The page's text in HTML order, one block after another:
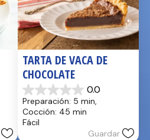
TARTA DE VACA DE
CHOCOLATE
0.0
0.0
de
5
estrellas.
Preparación: 5 min,
Cocción: 45 min
Fácil
Guardar